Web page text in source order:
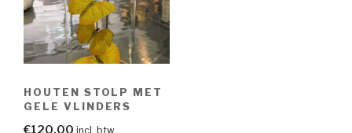
HOUTEN STOLP MET
GELE VLINDERS
incl. btw